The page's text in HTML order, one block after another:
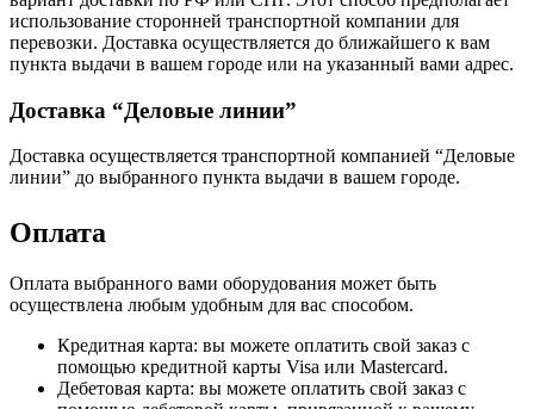
использование сторонней транспортной компании для
перевозки. Доставка осуществляется до ближайшего к вам
пункта выдачи в вашем городе или на указанный вами адрес.
Доставка “Деловые линии”
Доставка осуществляется транспортной компанией “Деловые
линии” до выбранного пункта выдачи в вашем городе.
Оплата
Оплата выбранного вами оборудования может быть
осуществлена любым удобным для вас способом.
Кредитная карта: вы можете оплатить свой заказ с
помощью кредитной карты Visa или Mastercard.
Дебетовая карта: вы можете оплатить свой заказ с